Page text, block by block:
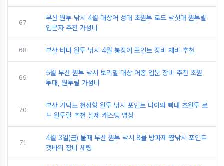
67
부산 원투 낚시 4월 대상어 성대 초원투 로드 낚싯대 원투릴
입문자 추천 가성비
68 부산 바다 원투 낚시 4월 붕장어 포인트 장비 채비 추천
69
5월 부산 원투 낚시 보리멸 대상 어종 입문 장비 추천 초원
투대, 원투릴 가성비
70
부산 가덕도 천성항 원투 낚시 포인트 다이와 빡대 초원투 로
드 원투릴 추천 실제 캐스팅 영상
71
4월 3일(금) 물때 부산 원투 낚시 8물 방파제 짬낚시 포인트
갯바위 장비 세팅